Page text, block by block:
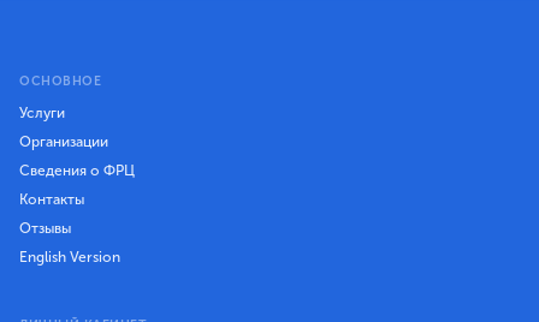
ОСНОВНОЕ
Услуги
Организации
Сведения о ФРЦ
Контакты
Отзывы
English Version